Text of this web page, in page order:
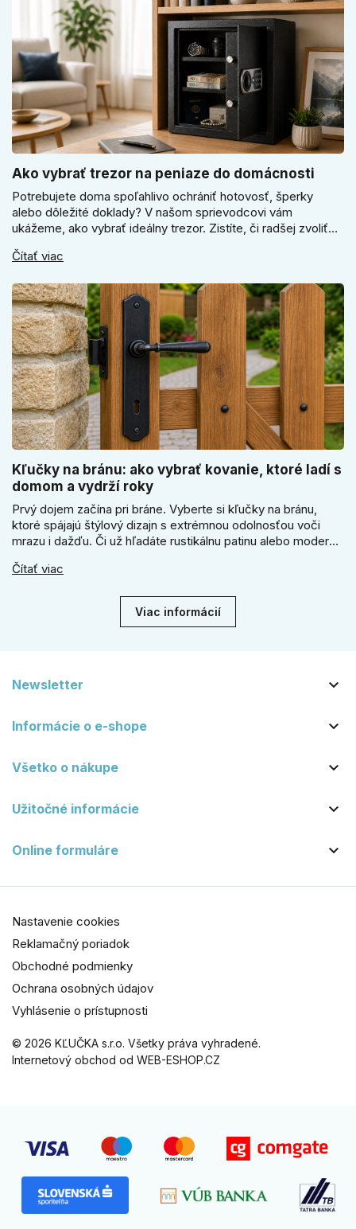
Ako vybrať trezor na peniaze do domácnosti
Potrebujete doma spoľahlivo ochrániť hotovosť, šperky
alebo dôležité doklady? V našom sprievodcovi vám
ukážeme, ako vybrať ideálny trezor. Zistíte, či radšej zvoliť
kľúčové jeho správne ukotvenie.
Čítať viac
Kľučky na bránu: ako vybrať kovanie, ktoré ladí s
domom a vydrží roky
Prvý dojem začína pri bráne. Vyberte si kľučky na bránu,
ktoré spájajú štýlový dizajn s extrémnou odolnosťou voči
mrazu i dažďu. Či už hľadáte rustikálnu patinu alebo moderné
vydrží roky. Zabezpečte svoj vstup kvalitou, ktorá prežije
Čítať viac
Viac informácií
Newsletter 
Informácie o e-shope 
Všetko o nákupe 
Užitočné informácie 
Online formuláre 
© 2026 KĽUČKA s.r.o. Všetky práva vyhradené.
Internetový obchod od WEB-ESHOP.CZ
Nastavenie cookies
Reklamačný poriadok
Obchodné podmienky
Ochrana osobných údajov
Vyhlásenie o prístupnosti